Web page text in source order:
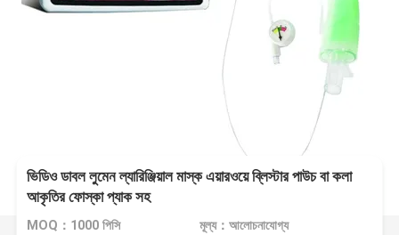
ভিডিও ডাবল লুমেন ল্যারিঞ্জিয়াল মাস্ক এয়ারওয়ে ব্লিস্টার পাউচ বা কলা
আকৃতির ফোস্কা প্যাক সহ
MOQ：1000 পিসি মূল্য：আলোচনাযোগ্য